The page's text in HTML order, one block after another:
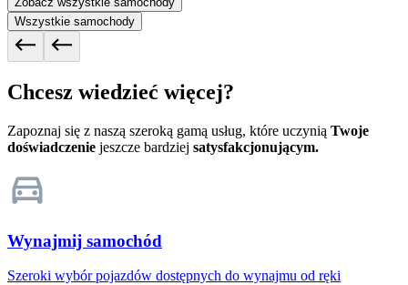
Wszystkie samochody
Chcesz wiedzieć więcej?
Zapoznaj się z naszą szeroką gamą usług, które uczynią Twoje
doświadczenie jeszcze bardziej satysfakcjonującym.
Wynajmij samochód
Szeroki wybór pojazdów dostępnych do wynajmu od ręki